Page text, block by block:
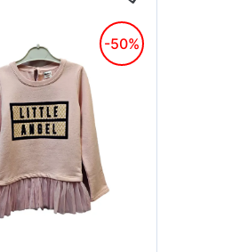
-50%